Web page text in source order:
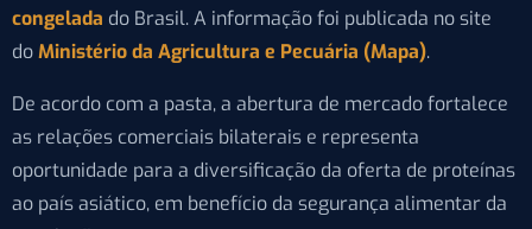
congelada do Brasil. A informação foi publicada no site
doMinistério da Agricultura e Pecuária (Mapa).
De acordo com a pasta, a abertura de mercado fortalece
as relações comerciais bilaterais e representa
oportunidade para a diversificação da oferta de proteínas
ao país asiático, em benefício da segurança alimentar da